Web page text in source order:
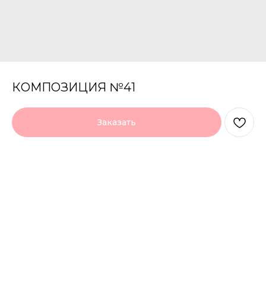
КОМПОЗИЦИЯ №41
Заказать